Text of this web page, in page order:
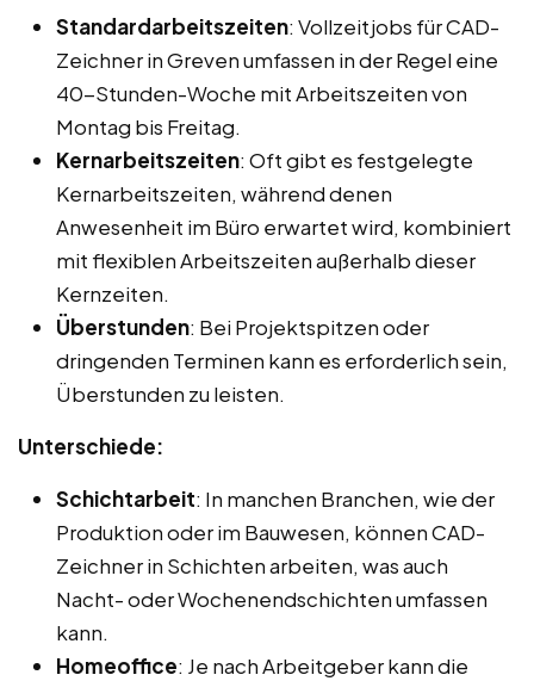
Standardarbeitszeiten: Vollzeitjobs für CAD-
Zeichner in Greven umfassen in der Regel eine
40-Stunden-Woche mit Arbeitszeiten von
Montag bis Freitag.
Kernarbeitszeiten: Oft gibt es festgelegte
Kernarbeitszeiten, während denen
Anwesenheit im Büro erwartet wird, kombiniert
mit flexiblen Arbeitszeiten außerhalb dieser
Kernzeiten.
Überstunden: Bei Projektspitzen oder
dringenden Terminen kann es erforderlich sein,
Überstunden zu leisten.
Unterschiede:
Schichtarbeit: In manchen Branchen, wie der
Produktion oder im Bauwesen, können CAD-
Zeichner in Schichten arbeiten, was auch
Nacht- oder Wochenendschichten umfassen
kann.
Homeoffice: Je nach Arbeitgeber kann die